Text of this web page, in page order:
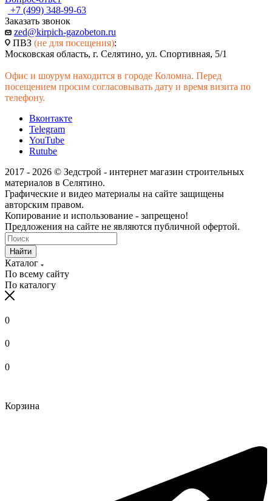
+7 (499) 348-99-63
Заказать звонок
zed@kirpich-gazobeton.ru
ПВЗ (не для посещения):
Московская область, г. Селятино, ул. Спортивная, 5/1
Офис и шоурум находится в городе Коломна. Перед
посещением просим согласовывать дату и время визита по
телефону.
Вконтакте
Telegram
YouTube
Rutube
2017 - 2026 © Зедстрой - интернет магазин строительных
материалов в Селятино.
Графические и видео материалы на сайте защищены
авторским правом.
Копирование и использование - запрещено!
Предложения на сайте не являются публичной офертой.
Найти
Каталог
По всему сайту
По каталогу
0
0
0
Корзина